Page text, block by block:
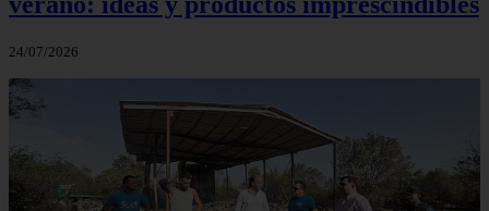
24/07/2026